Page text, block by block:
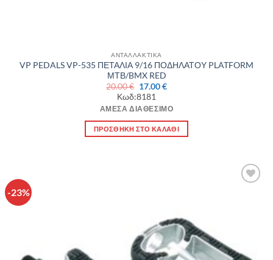
ΑΝΤΑΛΛΑΚΤΙΚΑ
VP PEDALS VP-535 ΠΕΤΑΛΙΑ 9/16 ΠΟΔΗΛΑΤΟΥ PLATFORM
ΜΤΒ/BMX RED
20.00€ Original
price
was:
20.00 €.
17.00€Η
είναι:
Κωδ:8181
ΆΜΕΣΑ ΔΙΑΘΈΣΙΜΟ
ΠΡΟΣΘΉΚΗ ΣΤΟ ΚΑΛΆΘΙ
-23%